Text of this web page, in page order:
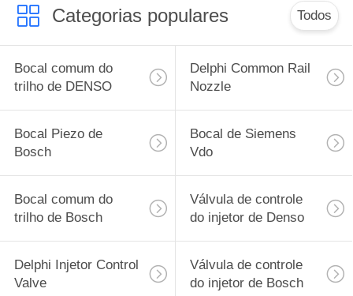
Categorias populares Todos
Bocal comum do
trilho de DENSO
Delphi Common Rail
Nozzle
Bocal Piezo de
Bosch
Bocal de Siemens
Vdo
Bocal comum do
trilho de Bosch
Válvula de controle
do injetor de Denso
Delphi Injetor Control
Valve
Válvula de controle
do injetor de Bosch